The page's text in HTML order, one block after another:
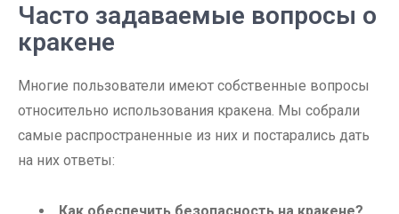
Часто задаваемые вопросы о
кракене
Многие пользователи имеют собственные вопросы
относительно использования кракена. Мы собрали
самые распространенные из них и постарались дать
на них ответы: